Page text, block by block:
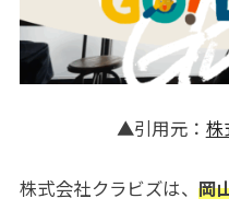
▲引用元： 株
株式会社クラビズは、岡